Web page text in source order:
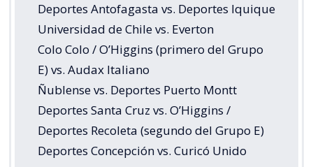
Deportes Antofagasta vs. Deportes Iquique
Universidad de Chile vs. Everton
Colo Colo / O’Higgins (primero del Grupo
E) vs. Audax Italiano
Ñublense vs. Deportes Puerto Montt
Deportes Santa Cruz vs. O’Higgins /
Deportes Recoleta (segundo del Grupo E)
Deportes Concepción vs. Curicó Unido